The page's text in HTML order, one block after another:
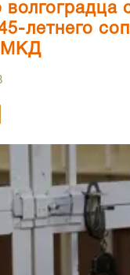
волгоградца
летнего
МКД